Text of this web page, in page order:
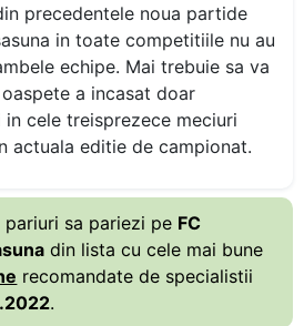
precedentele noua partide
in toate competitiile nu au
echipe. Mai trebuie sa va
a incasat doar
cele treisprezece meciuri
actuala editie de campionat.
pariuri sa pariezi pe FC
din lista cu cele mai bune
recomandate de specialistii
.